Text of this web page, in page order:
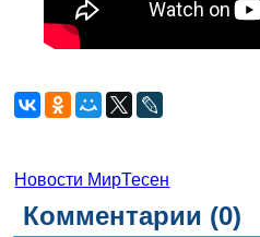
Новости МирТесен
Комментарии (0)